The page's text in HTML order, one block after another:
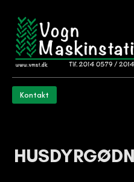
Kontakt